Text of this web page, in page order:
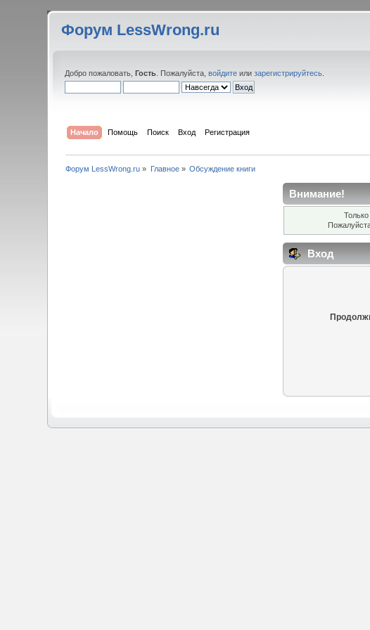
Форум LessWrong.ru
Добро пожаловать,Гость . Пожалуйста,войдите илизарегистрируйтесь
Начало Помощь Поиск Вход Регистрация
Форум LessWrong.ru » Главное» Обсуждение книги
Внимание!
Вход